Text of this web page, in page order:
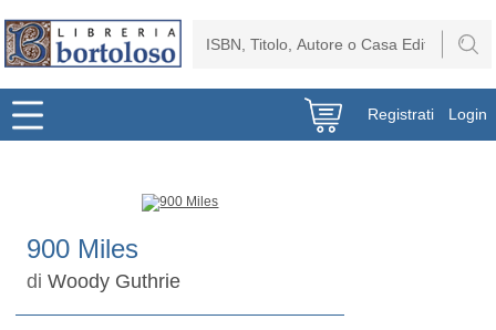
Registrati Login
900 Miles
diWoody Guthrie